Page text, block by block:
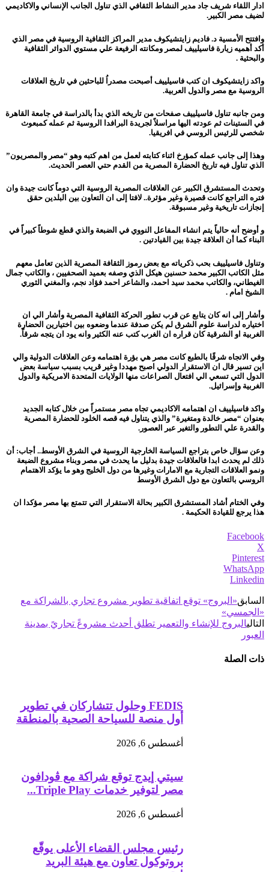
ادار اللقاء شريف جاد مدير النشاط الثقافي الذي تناول الجانب الإنساني والاكاديمي
لضيف مصر الكبير.
وافتتح الأمسية د. فاديم زايتشيكوف مدير المراكز الثقافية الروسية في مصر الذي
أكد أهميه زيارة فاسيلييف لمصر ومكانته الرفيعة علي مستوي الدوائر الثقافية
والبحثية .
واكد زايتشيكوف ان كتب فاسيلييف أصبحت مصدراُ للباحثين في تاريخ العلاقات
الروسية مع مصر والدول العربية.
ومن جانبه تناول فاسيلييف صفحات من تاريخه الذي بدأ بالدراسة في جامعة القاهرة
في الستينات ثم عودته اليها مراسلاً لجريدة البرافدا الروسية ثم عمله كمبعوث
شخصي للرئيس الروسي في افريقيا.
وهذا إلى جانب عمله كمؤرخ اثناء كتابته لعمل من اهم كتبه وهو “مصر والمصريون”
الذي تناول فيه تاريخ الحضارة المصرية من القدم حتي العصر الحديث.
وتحدث المستشرق الكبير عن العلاقات المصرية الروسية التي دوماً كانت جيدة وان
فتره التراجع كانت قصيرة وغير مؤثرة.. لافتا إلى ان التعاون بين البلدين حقق
إنجازات تاريخية وغير مسبوقة.
و أوضح أنه حالياً يتم انشاء المفاعل النووي في الضبعة والذي قطع شوطاً كبيراً في
البناء كما أن العلاقة جيدة بين القيادتين .
وتناول فاسيلييف بحب ذكرياته مع بعض رموز الثقافة المصرية الذين تعامل معهم
مثل الكاتب الكبير محمد حسنين هيكل الذي وصفه بعميد الصحفيين ، والكاتب جمال
الغيطاني، والكاتب محمد سيد احمد، والشاعر احمد فؤاد نجم، والمغني الثوري
الشيخ امام .
وأشار إلى انه كان يتابع عن قرب تطور الحركة الثقافية المصرية وأشار الي ان
اختياره لدراسة علوم الشرق لم يكن صدفة عندما وضعوه بين اختيارين الحضارة
الغربية او الشرقية كان قراره ان الغرب كتب عنه الكثير وانه يود ان يتجه شرقاً.
وفي الاتجاه شرقًا بالطبع كانت مصر هي بؤرة اهتمامه وعن العلاقات الدولية والي
اين تسير قال ان الاستقرار الدولي اصبح مهددا وغير قريب بسبب سياسة بعض
الدول التي تسعي الي افتعال الصراعات منها الولايات المتحدة الامريكية والدول
الغربية وإسرائيل.
واكد فاسيلييف ان اهتمامه الاكاديمي تجاه مصر مستمراً من خلال كتابه الجديد
بعنوان “مصر خالدة ومتغيرة” والذي يتناول فيه قصه الخلود للحضارة المصرية
والقدرة علي التطور والتغير عبر العصور.
وعن سؤال خاص بتراجع السياسة الخارجية الروسية في الشرق الأوسط.. أجاب: أن
ذلك لم يحدث ابدا فالعلاقات جيدة بدليل ما يحدث في مصر وبناء مشروع الضبعة
ونمو العلاقات التجارية مع الامارات وغيرها من دول الخليج وهو ما يؤكد الاهتمام
الروسي بالتعاون مع دول الشرق الأوسط
وفي الختام أشاد المستشرق الكبير بحالة الاستقرار التي تتمتع بها مصر مؤكدا ان
هذا يرجع للقيادة الحكيمة .
Facebook
X
Pinterest
WhatsApp
Linkedin
السابق«البروج» توقع اتفاقية تطوير مشروع تجاري بالشراكة مع
«الجمسي»
التاليالبروج للإنشاء والتعمير تطلق أحدث مشروعً تجاريً بمدينة
العبور
ذات الصلة
FEDIS وحلول تتشاركان في تطوير
أول منصة للسياحة الصحية بالمنطقة
أغسطس 6, 2026
سيتي إيدج توقع شراكة مع ڤودافون
مصر لتوفير خدمات Triple Play...
أغسطس 6, 2026
رئيس مجلس القضاء الأعلى يوقّع
بروتوكول تعاون مع هيئة البريد